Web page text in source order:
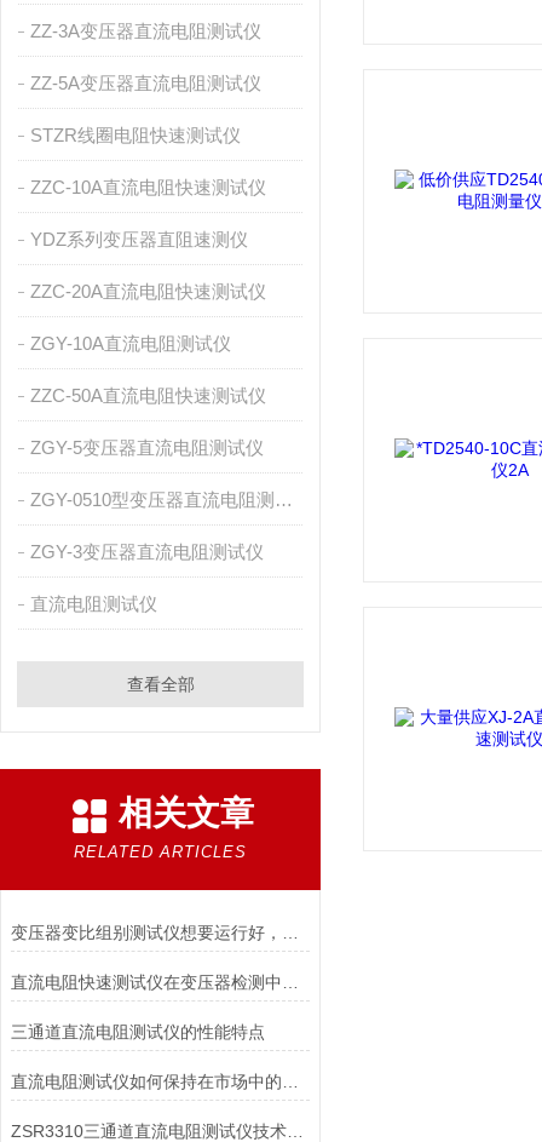
ZZ-3A变压器直流电阻测试仪
ZZ-5A变压器直流电阻测试仪
STZR线圈电阻快速测试仪
ZZC-10A直流电阻快速测试仪
YDZ系列变压器直阻速测仪
ZZC-20A直流电阻快速测试仪
ZGY-10A直流电阻测试仪
ZZC-50A直流电阻快速测试仪
ZGY-5变压器直流电阻测试仪
ZGY-0510型变压器直流电阻测试仪
ZGY-3变压器直流电阻测试仪
直流电阻测试仪
查看全部
相关文章
RELATED ARTICLES
三通道直流电阻测试仪的性能特点
ZSR3310三通道直流电阻测试仪技术特点